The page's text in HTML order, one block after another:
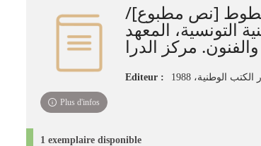
[نص مطبوع]/
التونسية، المعهد
Editeur : الوطنية، 1988
Plus d'infos
1 exemplaire disponible